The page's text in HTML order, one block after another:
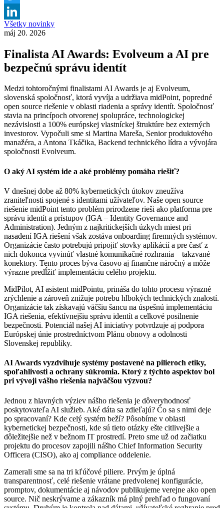
Twitter
LinkedIn
Všetky novinky
máj 20. 2026
Finalista AI Awards: Evolveum a AI pre
bezpečnú správu identít
Medzi tohtoročnými finalistami AI Awards je aj Evolveum,
slovenská spoločnosť, ktorá vyvíja a udržiava midPoint, popredné
open source riešenie v oblasti riadenia a správy identít. Spoločnosť
stavia na princípoch otvorenej spolupráce, technologickej
nezávislosti a 100% európskej vlastníckej štruktúre bez externých
investorov. Vypočuli sme si Martina Mareša, Senior produktového
manažéra, a Antona Tkáčika, Backend technického lídra a vývojára
spoločnosti Evolveum.
O aký AI systém ide a aké problémy pomáha riešiť?
V dnešnej dobe až 80% kybernetických útokov zneužíva
zraniteľnosti spojené s identitami užívateľov. Naše open source
riešenie midPoint tento problém prirodzene rieši ako platforma pre
správu identít a prístupov (IGA – Identity Governance and
Administration). Jedným z najkritickejších úzkych miest pri
nasadení IGA riešení však zostáva onboarding firemných systémov.
Organizácie často potrebujú pripojiť stovky aplikácií a pre časť z
nich dokonca vyvinúť vlastné komunikačné rozhrania – takzvané
konektory. Tento proces býva časovo aj finančne náročný a môže
výrazne predĺžiť implementáciu celého projektu.
MidPilot, AI asistent midPointu, prináša do tohto procesu výrazné
zrýchlenie a zároveň znižuje potrebu hlbokých technických znalostí.
Organizácie tak získavajú väčšiu šancu na úspešnú implementáciu
IGA riešenia, efektívnejšiu správu identít a celkové posilnenie
bezpečnosti. Potenciál našej AI iniciatívy potvrdzuje aj podpora
Európskej únie prostredníctvom Plánu obnovy a odolnosti
Slovenskej republiky.
AI Awards vyzdvihuje systémy postavené na pilieroch etiky,
spoľahlivosti a ochrany súkromia. Ktorý z týchto aspektov bol
pri vývoji vášho riešenia najväčšou výzvou?
Jednou z hlavných výziev nášho riešenia je dôveryhodnosť
poskytovateľa AI služieb. Aké dáta sa zdieľajú? Čo sa s nimi deje
po spracovaní? Kde celý systém beží? Pôsobíme v oblasti
kybernetickej bezpečnosti, kde sú tieto otázky ešte citlivejšie a
dôležitejšie než v bežnom IT prostredí. Preto sme už od začiatku
projektu do procesov zapojili nášho Chief Information Security
Officera (CISO), ako aj compliance oddelenie.
Zamerali sme sa na tri kľúčové piliere. Prvým je úplná
transparentnosť, celé riešenie vrátane predvolenej konfigurácie,
promptov, dokumentácie aj návodov publikujeme verejne ako open
source. Nič neskrývame a zákazník má plný prehľad o fungovaní